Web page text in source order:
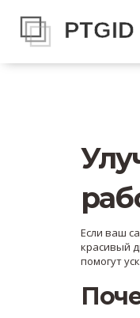
Если ваш
красивый
помогут